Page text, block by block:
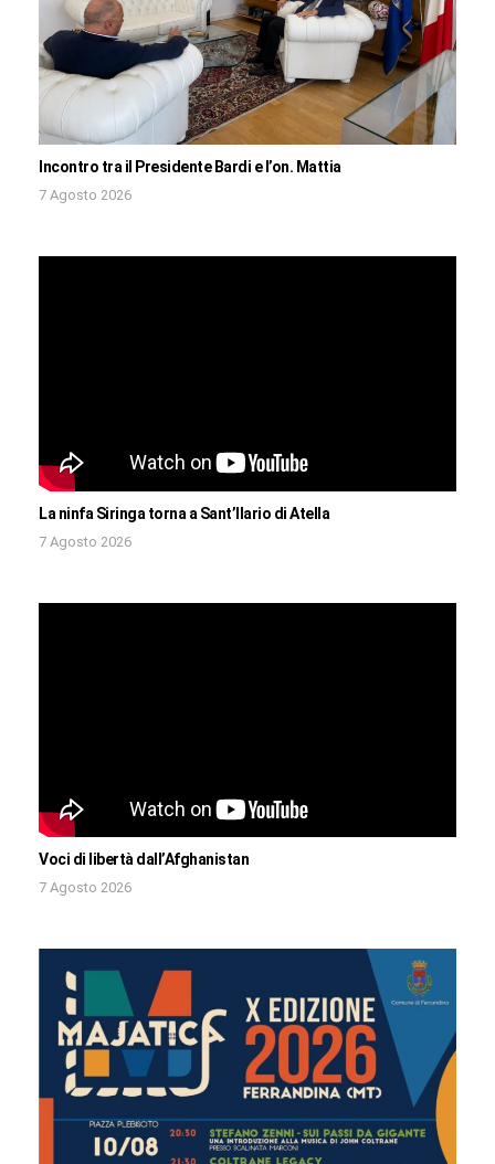
Incontro tra il Presidente Bardi e l’on. Mattia
7 Agosto 2026
La ninfa Siringa torna a Sant’Ilario di Atella
7 Agosto 2026
Voci di libertà dall’Afghanistan
7 Agosto 2026